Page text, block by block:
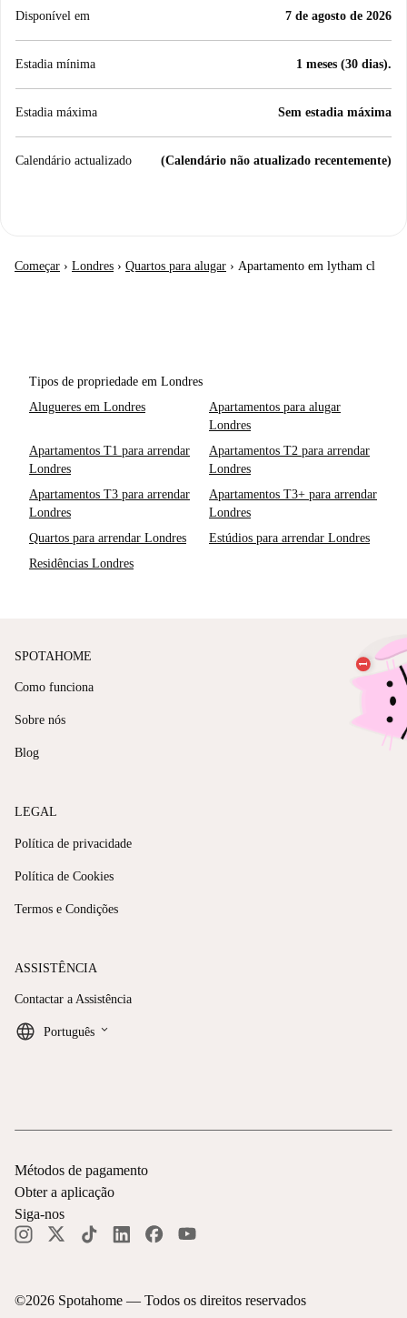
Disponível em 7 de agosto de 2026
Estadia mínima 1 meses (30 dias).
Estadia máxima Sem estadia máxima
Calendário actualizado (Calendário não atualizado recentemente)
Começar › Londres › Quartos para alugar › Apartamento em lytham cl
Tipos de propriedade em Londres
Alugueres em Londres
Apartamentos para alugar
Londres
Apartamentos T1 para arrendar
Londres
Apartamentos T2 para arrendar
Londres
Apartamentos T3 para arrendar
Londres
Apartamentos T3+ para arrendar
Londres
Quartos para arrendar Londres
Estúdios para arrendar Londres
Residências Londres
SPOTAHOME
Como funciona
Sobre nós
Blog
LEGAL
Política de privacidade
Política de Cookies
Termos e Condições
ASSISTÊNCIA
Contactar a Assistência
Português keyboard_arrow_down
©2026 Spotahome — Todos os direitos reservados
Métodos de pagamento
Obter a aplicação
Siga-nos